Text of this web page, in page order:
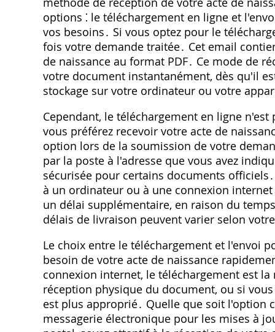
options ⁚ le téléchargement en ligne et
vos besoins․ Si vous optez pour le
fois votre demande traitée․ Cet email
de naissance au format PDF․ Ce mode de
votre document instantanément, dès qu'il
stockage sur votre ordinateur ou votre
Cependant, le téléchargement en ligne
vous préférez recevoir votre acte de
option lors de la soumission de votre
par la poste à l'adresse que vous avez
sécurisée pour certains documents
à un ordinateur ou à une connexion
un délai supplémentaire, en raison du
délais de livraison peuvent varier selon
Le choix entre le téléchargement et l'envoi
besoin de votre acte de naissance
connexion internet, le téléchargement est
réception physique du document, ou si
est plus approprié․ Quelle que soit l'option
messagerie électronique pour les mises à